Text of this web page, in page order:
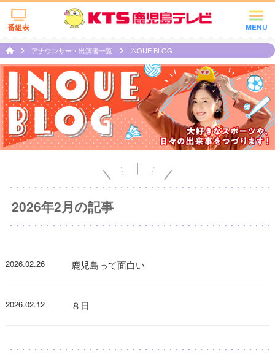
MENU
番組表
アナウンサー・出演者一覧 INOUE BLOG
2026年2月の記事
2026.02.26 鹿児島って面白い
2026.02.12 ８日